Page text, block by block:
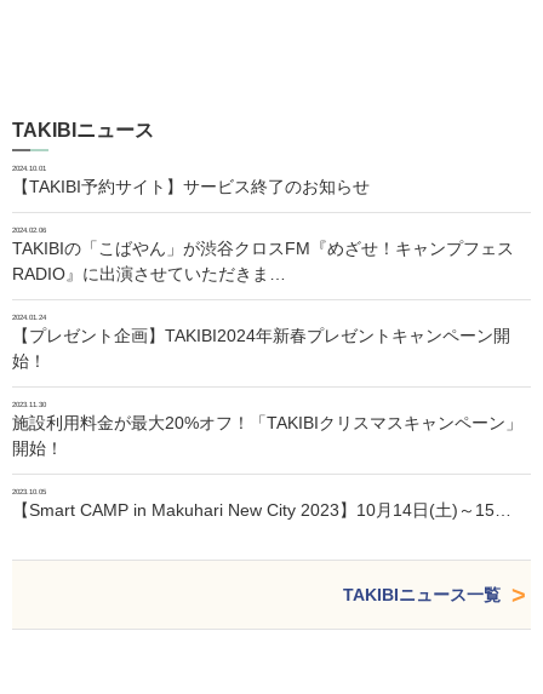
TAKIBIニュース
2024.10.01
【TAKIBI予約サイト】サービス終了のお知らせ
2024.02.06
TAKIBIの「こばやん」が渋谷クロスFM『めざせ！キャンプフェス
RADIO』に出演させていただきま…
2024.01.24
【プレゼント企画】TAKIBI2024年新春プレゼントキャンペーン開
始！
2023.11.30
施設利用料金が最大20%オフ！「TAKIBIクリスマスキャンペーン」
開始！
2023.10.05
【Smart CAMP in Makuhari New City 2023】10月14日(土)～15…
TAKIBIニュース一覧